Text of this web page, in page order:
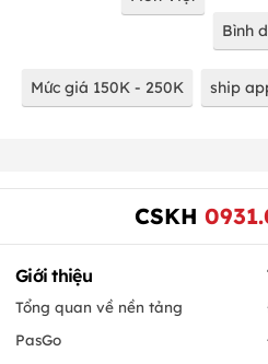
Bình
Mức giá 150K - 250K ship
CSKH
Giới thiệu
Tổng quan về nền tảng
PasGo